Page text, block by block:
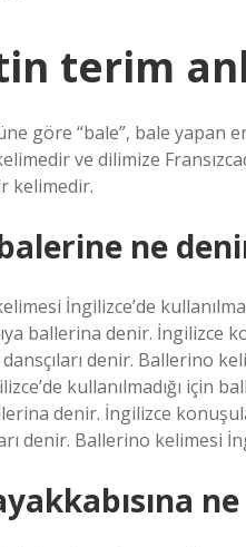
terim
göre “bale”, bale yapan
ve dilimize
kelimedir.
ne
İngilizce’de
ballerina denir. İngilizce
denir. Ballerino
kullanılmadığı için
denir. İngilizce
denir. Ballerino kelimesi